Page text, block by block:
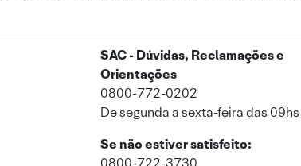
SAC - Dúvidas, Reclamações e
Orientações
0800-772-0202
De segunda a sexta-feira das
Se não estiver satisfeito: